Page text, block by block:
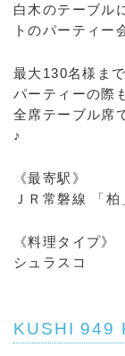
白木のテーブル
トのパーティー
最大130名様ま
パーティーの際
全席テーブル席
♪
《最寄駅》
ＪＲ常磐線 「
《料理タイプ》
シュラスコ
KUSHI 949